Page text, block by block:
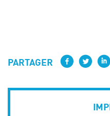
PARTAGER